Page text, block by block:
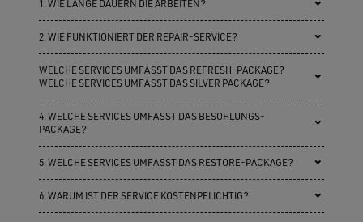
1. WIE LANGE DAUERN DIE ARBEITEN?
2. WIE FUNKTIONIERT DER REPAIR-SERVICE?
WELCHE SERVICES UMFASST DAS REFRESH-PACKAGE?
WELCHE SERVICES UMFASST DAS SILVER PACKAGE?
4. WELCHE SERVICES UMFASST DAS BESOHLUNGS-
PACKAGE?
5. WELCHE SERVICES UMFASST DAS RESTORE-PACKAGE?
6. WARUM IST DER SERVICE KOSTENPFLICHTIG?